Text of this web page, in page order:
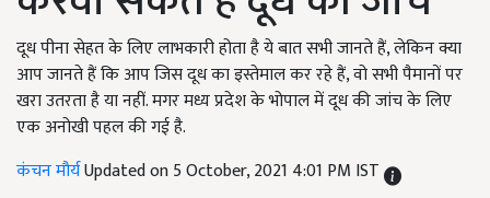
दूध पीना सेहत के लिए लाभकारी होता है ये बात सभी जानते हैं, लेकिन क्या
आप जानते हैं कि आप जिस दूध का इस्तेमाल कर रहे हैं, वो सभी पैमानों पर
खरा उतरता है या नहीं. मगर मध्य प्रदेश के भोपाल में दूध की जांच के लिए
एक अनोखी पहल की गई है.
कंचन मौर्यUpdated on 5 October, 2021 4:01 PM IST